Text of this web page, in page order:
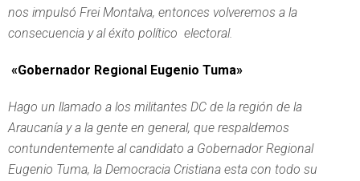
nos impulsó Frei Montalva, entonces volveremos a la
consecuencia y al éxito político electoral.
«Gobernador Regional Eugenio Tuma»
Hago un llamado a los militantes DC de la región de la
Araucanía y a la gente en general, que respaldemos
contundentemente al candidato a Gobernador Regional
Eugenio Tuma, la Democracia Cristiana esta con todo su